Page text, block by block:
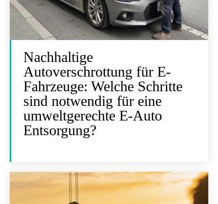
Nachhaltige
Autoverschrottung für E-
Fahrzeuge: Welche Schritte
sind notwendig für eine
umweltgerechte E-Auto
Entsorgung?